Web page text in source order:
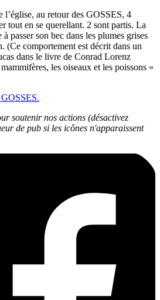
l’église, au retour des GOSSES, 4
tout en se querellant. 2 sont partis. La
passer son bec dans les plumes grises
(Ce comportement est décrit dans un
dans le livre de Conrad Lorenz
les oiseaux et les poissons »
soutenir nos actions (désactivez
de pub si les icônes n'apparaissent